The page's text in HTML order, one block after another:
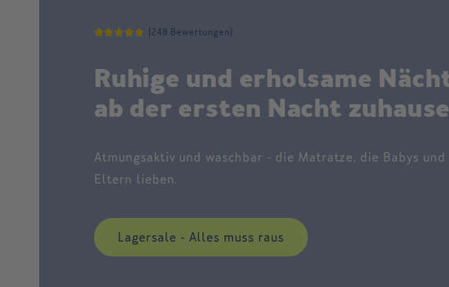
(248 Bewertungen)
Ruhige und erholsame
ab der ersten Nacht
Atmungsaktiv und waschbar - die Matratze, die Babys und
Eltern lieben.
Lagersale - Alles muss raus